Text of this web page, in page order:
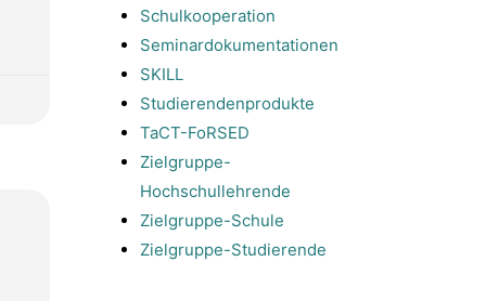
Schulkooperation
Seminardokumentationen
SKILL
Studierendenprodukte
TaCT-FoRSED
Zielgruppe-
Hochschullehrende
Zielgruppe-Schule
Zielgruppe-Studierende